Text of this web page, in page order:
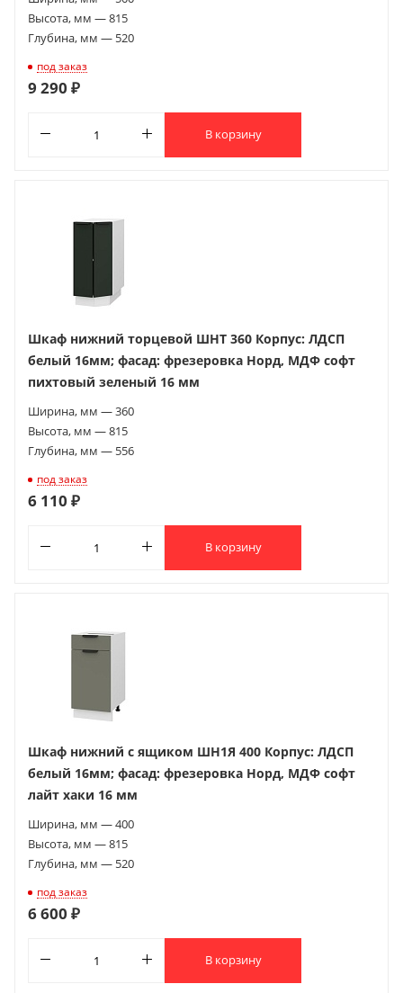
Высота, мм — 815
Глубина, мм — 520
под заказ
9 290 ₽
В корзину
Шкаф нижний торцевой ШНТ 360 Корпус: ЛДСП
белый 16мм; фасад: фрезеровка Норд, МДФ софт
пихтовый зеленый 16 мм
Ширина, мм — 360
Высота, мм — 815
Глубина, мм — 556
под заказ
6 110 ₽
В корзину
Шкаф нижний с ящиком ШН1Я 400 Корпус: ЛДСП
белый 16мм; фасад: фрезеровка Норд, МДФ софт
лайт хаки 16 мм
Ширина, мм — 400
Высота, мм — 815
Глубина, мм — 520
под заказ
6 600 ₽
В корзину